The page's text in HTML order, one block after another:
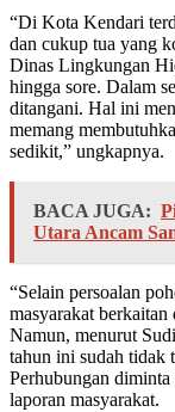
“Di Kota Kendari
dan cukup tua yang
Dinas Lingkungan
hingga sore. Dalam
ditangani. Hal ini
memang
sedikit,” ungkapnya.
BACA JUGA:
Utara Ancam
“Selain persoalan
masyarakat
Namun, menurut
tahun ini sudah tidak
Perhubungan
laporan masyarakat.